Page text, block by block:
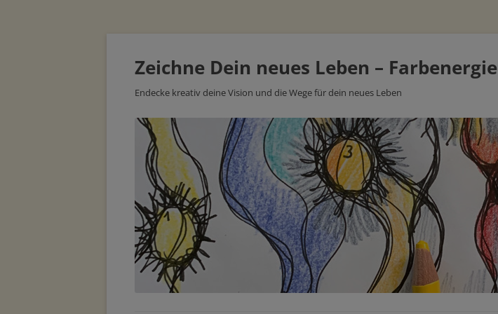
Zeichne Dein neues Leben – Farbenergie
Endecke kreativ deine Vision und die Wege für dein neues Leben